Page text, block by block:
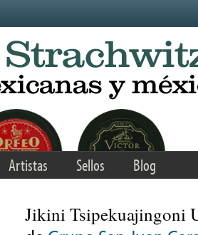
Artistas Sellos Blog
Jikini Tsipekuajingoni